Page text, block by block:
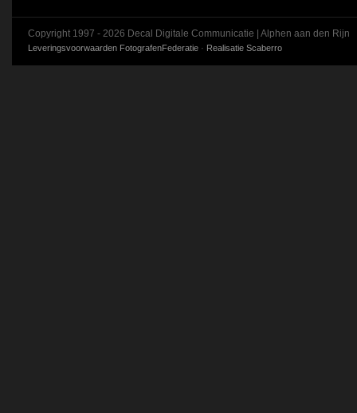
Copyright 1997 - 2026 Decal Digitale Communicatie | Alphen aan den Rijn
Leveringsvoorwaarden FotografenFederatie · Realisatie Scaberro